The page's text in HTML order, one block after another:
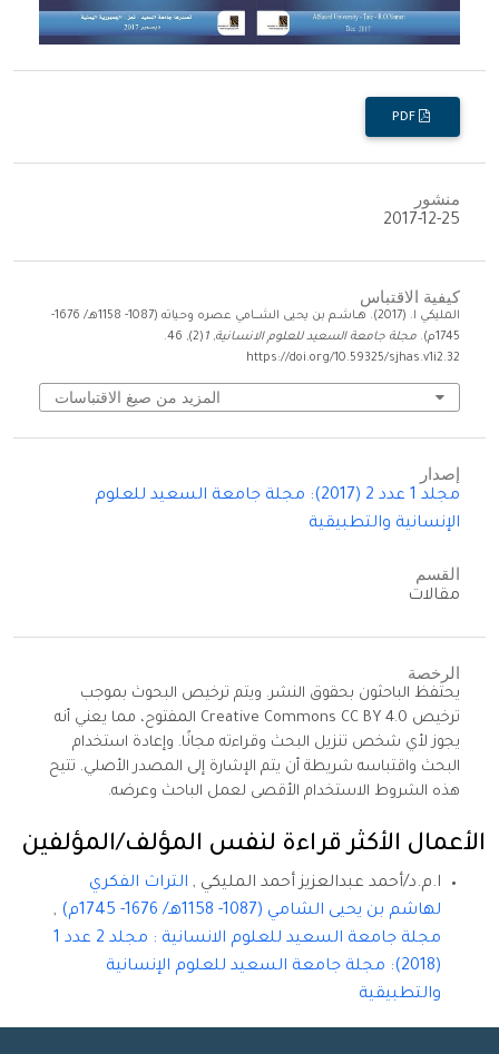
منشور
2017-12-25
كيفية الاقتباس
المليكي ا. (2017). هــاشـم بن يحيى الشــــامي عصره وحياته (1087- 1158هـ/ 1676-
1745م).
مجلة جامعة السعيد للعلوم الانسانية,
1
(2), 46.
https://doi.org/10.59325/sjhas.v1i2.32
المزيد من صيغ الاقتباسات
إصدار
مجلد 1 عدد 2 (2017): مجلة جامعة السعيد للعلوم
الإنسانية والتطبيقية
القسم
مقالات
الرخصة
يحتفظ الباحثون بحقوق النشر. ويتم ترخيص البحوث بموجب
ترخيص Creative Commons CC BY 4.0 المفتوح، مما يعني أنه
يجوز لأي شخص تنزيل البحث وقراءته مجانًا. وإعادة استخدام
البحث واقتباسه شريطة أن يتم الإشارة إلى المصدر الأصلي. تتيح
هذه الشروط الاستخدام الأقصى لعمل الباحث وعرضه.
الأعمال الأكثر قراءة لنفس المؤلف/المؤلفين
ا.م.د/أحمد عبدالعزيز أحمد المليكي , التراث الفكري
لهاشم بن يحيى الشامي (1087- 1158هـ/ 1676- 1745م)
,
مجلة جامعة السعيد للعلوم الانسانية : مجلد 2 عدد 1
(2018): مجلة جامعة السعيد للعلوم الإنسانية
والتطبيقية